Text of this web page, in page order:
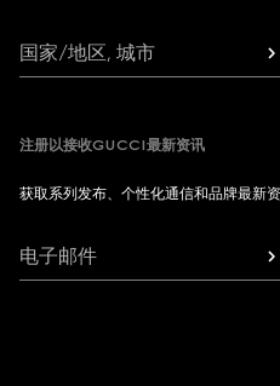
国家/地区, 城市
注册以接收GUCCI最新资讯
获取系列发布、个性化通信和品牌最新
电子邮件